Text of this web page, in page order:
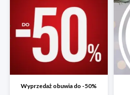
Wyprzedaż obuwia do -50%